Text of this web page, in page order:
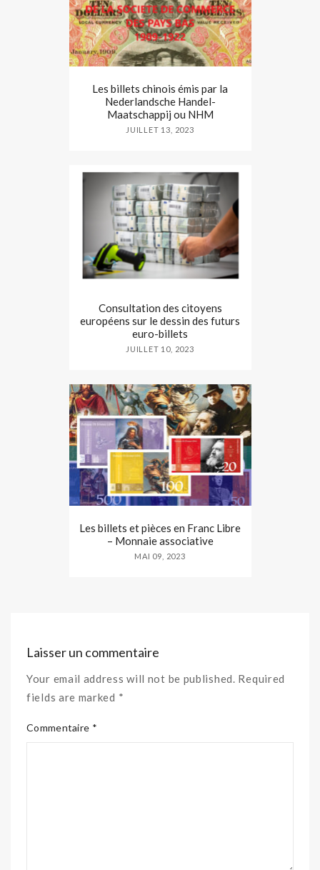
Les billets chinois émis par la
Nederlandsche Handel-
Maatschappij ou NHM
JUILLET 13, 2023
Consultation des citoyens
européens sur le dessin des futurs
euro-billets
JUILLET 10, 2023
Les billets et pièces en Franc Libre
– Monnaie associative
MAI 09, 2023
Laisser un commentaire
Your email address will not be published. Required
fields are marked *
Commentaire *